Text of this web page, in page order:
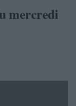
mercredi